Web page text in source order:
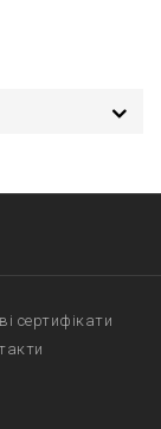
сертифікати